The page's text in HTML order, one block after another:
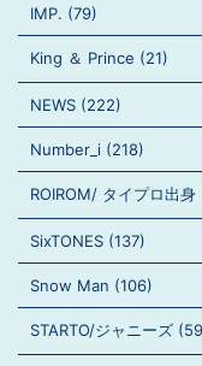
IMP. (79)
King ＆ Prince (21)
NEWS (222)
Number_i (218)
ROIROM/ タイプロ出身
SixTONES (137)
Snow Man (106)
STARTO/ジャニーズ